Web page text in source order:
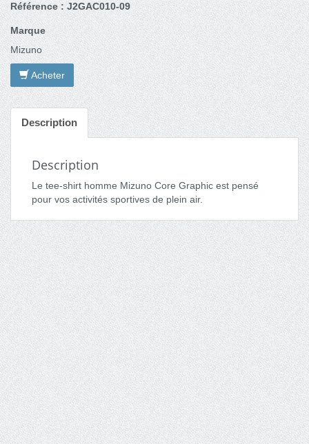
Référence : J2GAC010-09
Marque
Mizuno
Acheter
Description
Description
Le tee-shirt homme Mizuno Core Graphic est pensé
pour vos activités sportives de plein air.